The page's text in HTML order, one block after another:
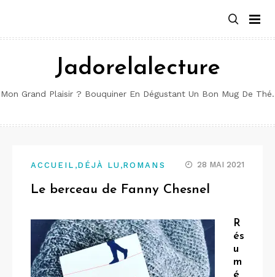
contenu
Jadorelalecture
Mon Grand Plaisir ? Bouquiner En Dégustant Un Bon Mug De Thé.
ACCUEIL ,DÉJÀ LU ,ROMANS 28 MAI 2021
Le berceau de Fanny Chesnel
R
és
u
m
é